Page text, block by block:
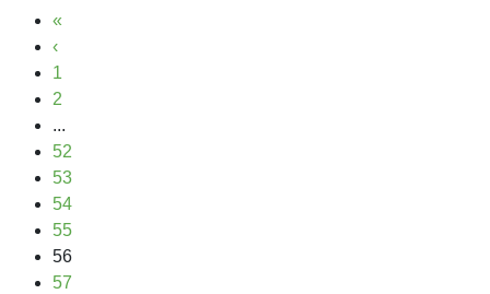
«
‹
1
2
...
52
53
54
55
56
57